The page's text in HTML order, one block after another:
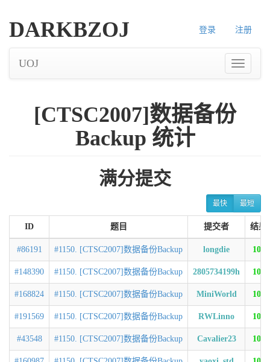
登录 注册
DARKBZOJ
UOJ
[CTSC2007]数据备份
Backup 统计
满分提交
最快 最短
ID 题目 提交者 结果
#86191 #1150. [CTSC2007]数据备份Backup longdie 100
#148390 #1150. [CTSC2007]数据备份Backup 2805734199h 100
#168824 #1150. [CTSC2007]数据备份Backup MiniWorld 100
#191569 #1150. [CTSC2007]数据备份Backup RWLinno 100
#43548 #1150. [CTSC2007]数据备份Backup Cavalier23 100